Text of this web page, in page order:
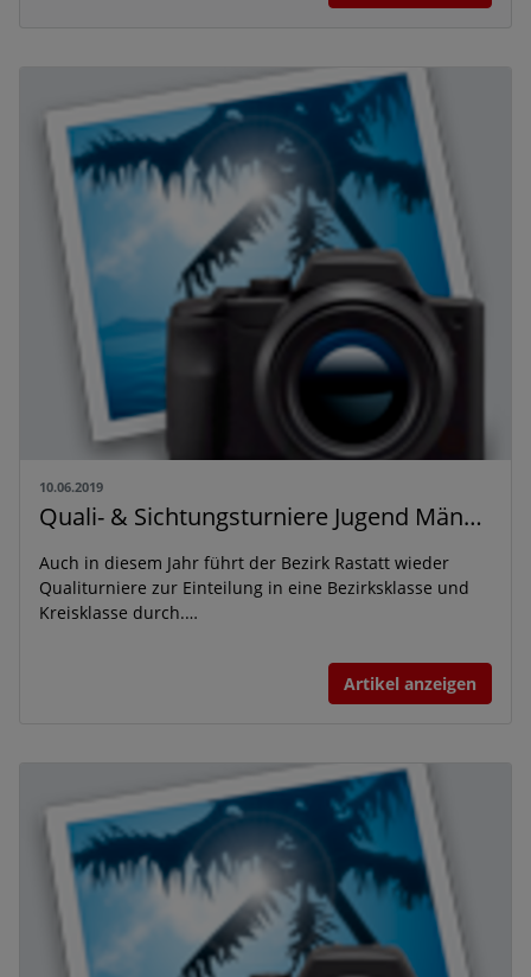
10.06.2019
Quali- & Sichtungsturniere Jugend Männlich D
Auch in diesem Jahr führt der Bezirk Rastatt wieder
Qualiturniere zur Einteilung in eine Bezirksklasse und
Kreisklasse durch.…
Artikel anzeigen